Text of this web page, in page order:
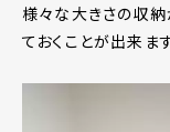
様々な大きさの収
ておくことが出来ま